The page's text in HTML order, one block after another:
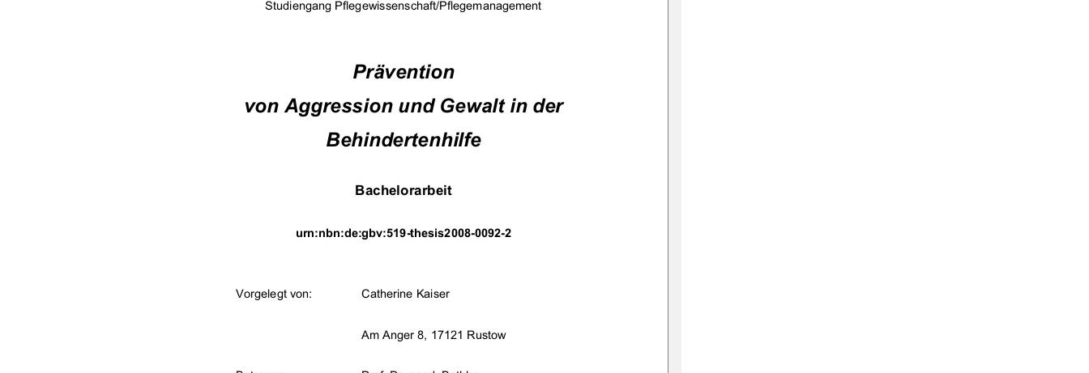
Studiengang Pflegewissenschaft/Pflegemanagement
Prävention
von Aggression und Gewalt in der
Behindertenhilfe
Bachelorarbeit
urn:nbn:de:gbv:519-thesis2008-0092-2
Vorgelegt von: Catherine Kaiser
Am Anger 8, 17121 Rustow